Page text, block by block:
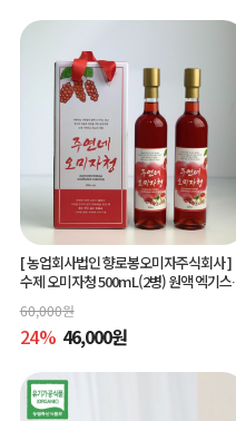
[ 농업회사법인 향로봉오미자주식회사 ]
수제 오미자청 500mL(2병) 원액 엑기스l
[주연네 오미자]
60,000원
24% 46,000원